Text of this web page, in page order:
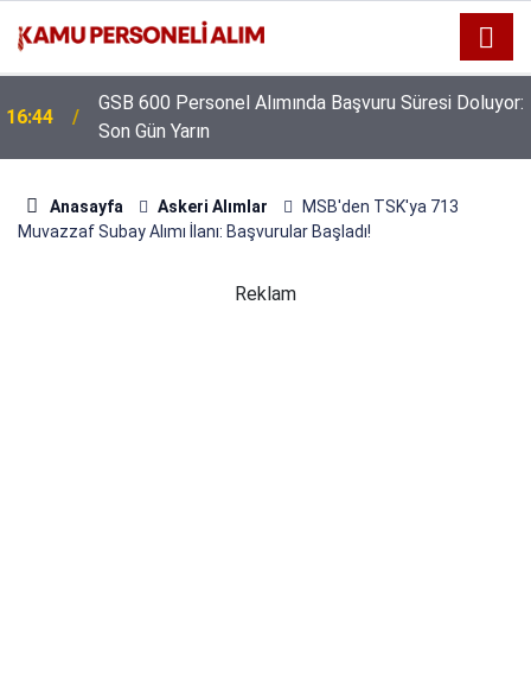
16:44
GSB 600 Personel Alımında Başvuru Süresi Doluyor:
Son Gün Yarın
Anasayfa Askeri Alımlar
MSB'den TSK'ya 713
Muvazzaf Subay Alımı İlanı: Başvurular Başladı!
Reklam